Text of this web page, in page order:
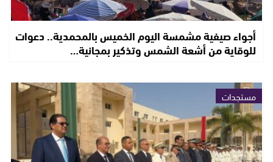
أجواء صيفية مشمسة اليوم الخميس بالمحمدية.. دعوات
للوقاية من أشعة الشمس وتذكير بمجانية…
مستجدات